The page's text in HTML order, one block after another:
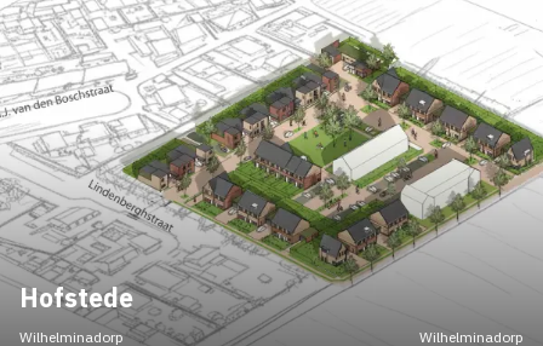
Hofstede
Wilhelminadorp Wilhelminadorp